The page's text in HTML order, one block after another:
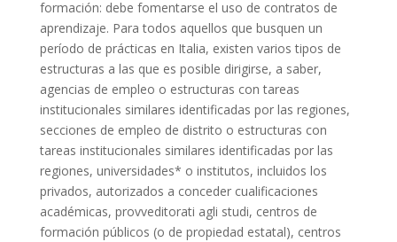
formación: debe fomentarse el uso de contratos de
aprendizaje. Para todos aquellos que busquen un
período de prácticas en Italia, existen varios tipos de
estructuras a las que es posible dirigirse, a saber,
agencias de empleo o estructuras con tareas
institucionales similares identificadas por las regiones,
secciones de empleo de distrito o estructuras con
tareas institucionales similares identificadas por las
regiones, universidades* o institutos, incluidos los
privados, autorizados a conceder cualificaciones
académicas, provveditorati agli studi, centros de
formación públicos (o de propiedad estatal), centros